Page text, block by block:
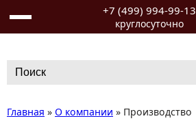
+7 (499) 994-99-13
круглосуточно
for:
Главная » О компании » Производство